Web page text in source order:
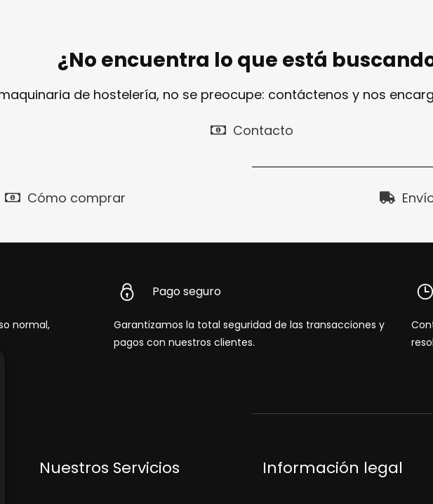
¿No encuentra lo que está
de hostelería, no se preocupe: contáctenos y nos
Contacto
Cómo comprar
normal,
Pago seguro
Garantizamos la total seguridad de las transacciones y
pagos con nuestros clientes.
Nuestros Servicios Información legal